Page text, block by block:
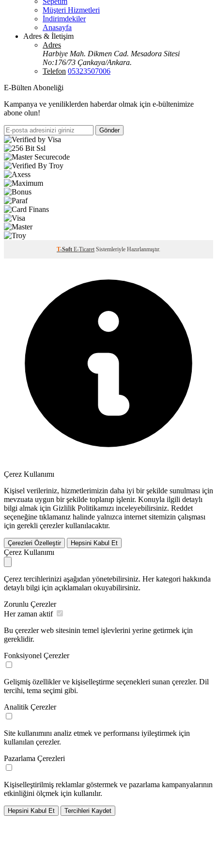
Müşteri Hizmetleri
İndirimdekiler
Anasayfa
Adres & İletişim
Adres
Harbiye Mah. Dikmen Cad. Mesadora Sitesi
No:176/73 Çankaya/Ankara.
Telefon 05323507006
E-Bülten Aboneliği
Kampanya ve yeniliklerden haberdar olmak için e-bültenimize
abone olun!
Gönder
T-Soft E-Ticaret Sistemleriyle Hazırlanmıştır.
Çerez Kullanımı
Kişisel verileriniz, hizmetlerimizin daha iyi bir şekilde sunulması için
mevzuata uygun bir şekilde toplanıp işlenir. Konuyla ilgili detaylı
bilgi almak için Gizlilik Politikamızı inceleyebilirsiniz. Reddet
seçeneğine tıklamanız halinde yalnızca internet sitemizin çalışması
için gerekli çerezler kullanılacaktır.
Çerezleri Özelleştir Hepsini Kabul Et
Çerez Kullanımı
Çerez tercihlerinizi aşağıdan yönetebilirsiniz. Her kategori hakkında
detaylı bilgi için açıklamaları okuyabilirsiniz.
Zorunlu Çerezler
Her zaman aktif
Bu çerezler web sitesinin temel işlevlerini yerine getirmek için
gereklidir.
Fonksiyonel Çerezler
Gelişmiş özellikler ve kişiselleştirme seçenekleri sunan çerezler. Dil
tercihi, tema seçimi gibi.
Analitik Çerezler
Site kullanımını analiz etmek ve performansı iyileştirmek için
kullanılan çerezler.
Pazarlama Çerezleri
Kişiselleştirilmiş reklamlar göstermek ve pazarlama kampanyalarının
etkinliğini ölçmek için kullanılır.
Hepsini Kabul Et Tercihleri Kaydet